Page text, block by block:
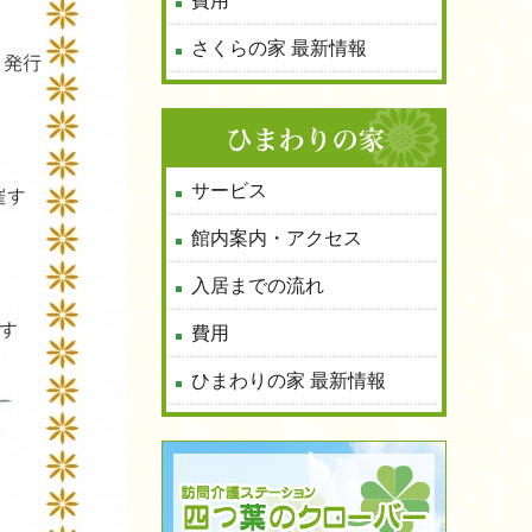
さくらの家 最新情報
サービス
館内案内・アクセス
入居までの流れ
費用
ひまわりの家 最新情報